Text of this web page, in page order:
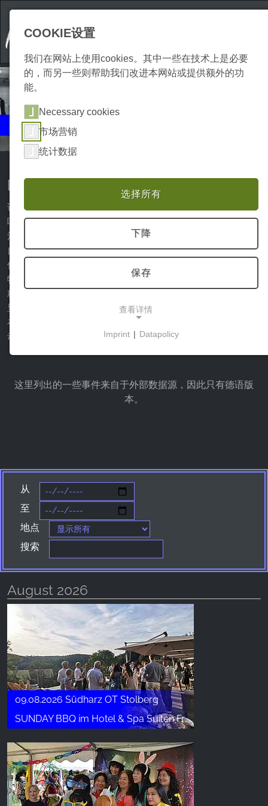
活动
哈尔茨山脉的美食体验和活动
说到美食，哈尔茨有很多东西可以提供。众多的咖啡馆、酒
吧、酒馆和餐厅都能提供美味的菜肴和哈尔茨的特产，让你
流口水。每个人都能在哈尔茨地区多样化的美食中找到符合
自己口味的东西。不时有与该地区的美味特产和令人垂涎的
佳肴相关的活动，你绝对不应该错过。这些美味和健康的食
物通常是与当地的生产者合作准备的，质量上乘，即使是最
精致的味觉也能得到满足。哈尔茨地区的餐馆老板们会在那
里为您提供哈尔茨美食的特色和多方面的丰富内容。您可以
在Harzspots.com网站上找到所有关于哈尔茨地区的烹饪活
动和体验的信息、日期和事件。
这里列出的一些事件来自于外部数据源，因此只有德语版
本。
从
至
地点
搜索
August 2026
09.08.2026 Südharz OT Stolberg
SUNDAY BBQ im Hotel & Spa Suiten FreiWerk
COOKIE设置
我们在网站上使用cookies。其中一些在技术上是必要
的，而另一些则帮助我们改进本网站或提供额外的功
能。
Necessary cookies
市场营销
统计数据
选择所有
下降
保存
查看详情
Facebook Pixel
Name:
_fbp, fr, _fbq, fbq
Purpose:
广告测量和营销
Cookie duration:
3个月 - 1年
统计数据
统计Cookies以匿名方式收集信息。这些信息有助
于我们了解访问者如何使用我们的网站。
Google Analytics
Name:
_ga, _gid, _gac_gb_
Provider:
Imprint | Datapolicy